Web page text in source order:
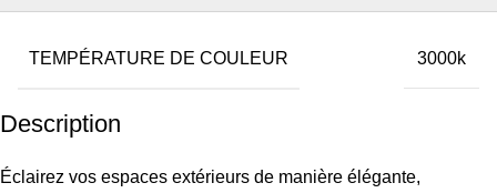
TEMPÉRATURE DE COULEUR 3000k
Description
Éclairez vos espaces extérieurs de manière élégante,